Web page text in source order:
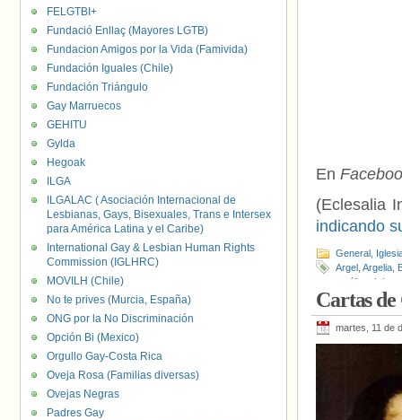
En
(Eclesalia
indicando
General
Argel Argelia
católica
Islam
Cartas
martes, 11 de
FELGTBI+
Fundació Enllaç (Mayores LGTB)
Fundacion Amigos por la Vida (Famivida)
Fundación Iguales (Chile)
Fundación Triángulo
Gay Marruecos
GEHITU
Gylda
Hegoak
ILGA
ILGALAC ( Asociación Internacional de
Lesbianas, Gays, Bisexuales, Trans e Intersex
para América Latina y el Caribe)
International Gay & Lesbian Human Rights
Commission (IGLHRC)
MOVILH (Chile)
No te prives (Murcia, España)
ONG por la No Discriminación
Opción Bi (Mexico)
Orgullo Gay-Costa Rica
Oveja Rosa (Familias diversas)
Ovejas Negras
Padres Gay